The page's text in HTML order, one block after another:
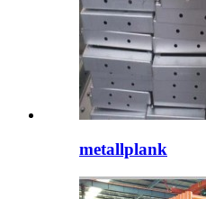
metallplank